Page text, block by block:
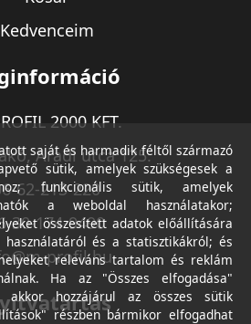
Kedvenceim
2000 KFT.
Aradi utca 125.
62-213-220
30-174-9490
profil.hu
saját és harmadik féltől származó
sütik, amelyek szükségesek a
funkcionális sütik, amelyek
a weboldal használatakor;
összesített adatok előállítására
használatáról és a statisztikákról; és
releváns tartalom és reklám
Ha az "Összes elfogadása"
akkor hozzájárul az összes sütik
részben bármikor elfogadhat